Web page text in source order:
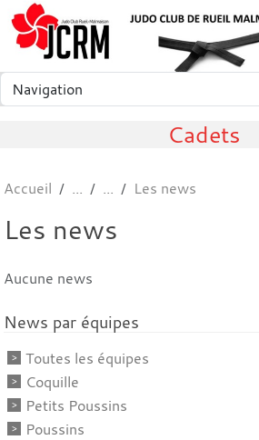
Cadets
Accueil Les news
Les news
Aucune news
News par équipes
Toutes les équipes
Coquille
Petits Poussins
Poussins
Panneau de gestion des cookies